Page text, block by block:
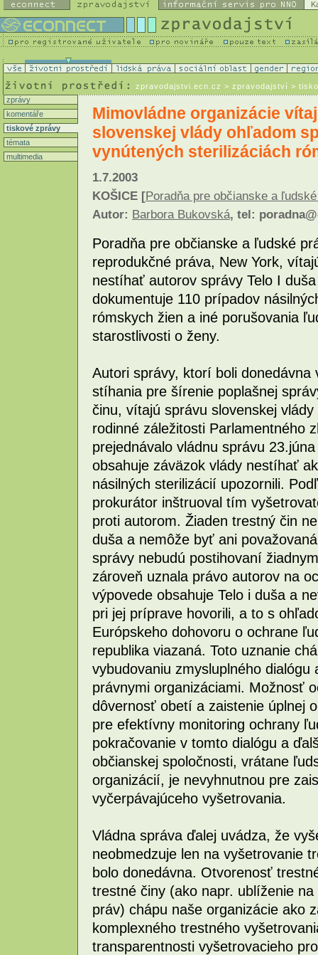
zpravodajstvi.ecn.cz > zpravodajství >
zprávy
komentáře
tiskové zprávy
témata
multimedia
Mimovládne organizácie
slovenskej vlády ohľadom
vynútených sterilizáciách
1.7.2003
KOŠICE [Poradňa pre občianske a
Autor: Barbora Bukovská, tel:
Poradňa pre občianske a ľudské
reprodukčné práva, New York,
nestíhať autorov správy Telo I
dokumentuje 110 prípadov
rómskych žien a iné porušovania
starostlivosti o ženy.
Autori správy, ktorí boli
stíhania pre šírenie poplašnej
činu, vítajú správu slovenskej
rodinné záležitosti Parlamentného
prejednávalo vládnu správu
obsahuje záväzok vlády nestíhať
násilných sterilizácií upozornili.
prokurátor inštruoval tím
proti autorom. Žiaden trestný čin
duša a nemôže byť ani
správy nebudú postihovaní
zároveň uznala právo autorov na
výpovede obsahuje Telo i duša a
pri jej príprave hovorili, a to s
Európskeho dohovoru o ochrane
republika viazaná. Toto uznanie
vybudovaniu zmysluplného
právnymi organizáciami. Možnosť
dôvernosť obetí a zaistenie úplnej
pre efektívny monitoring ochrany
pokračovanie v tomto dialógu a
občianskej spoločnosti, vrátane
organizácií, je nevyhnutnou pre
vyčerpávajúceho vyšetrovania.
Vládna správa ďalej uvádza, že
neobmedzuje len na vyšetrovanie
bolo donedávna. Otvorenosť
trestné činy (ako napr. ublíženie
práv) chápu naše organizácie ako
komplexného trestného
transparentnosti vyšetrovacieho